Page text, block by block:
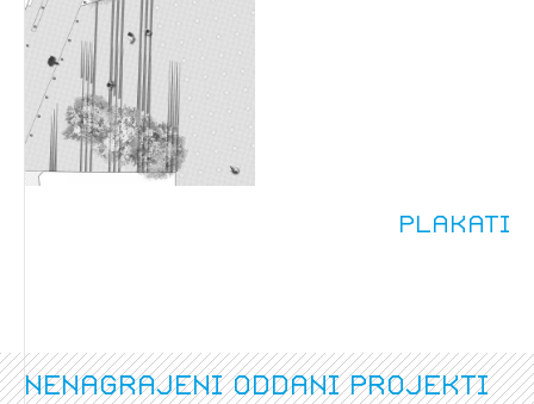
Plakati
nenagrajeni oddani projekti